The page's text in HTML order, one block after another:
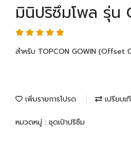
มินิปริซึมโพล รุ่น
สำหรับ TOPCON GOWIN (Offset
เพิ่มรายการโปรด เปรียบเ
หมวดหมู่ : ชุดเป้าปริซึม